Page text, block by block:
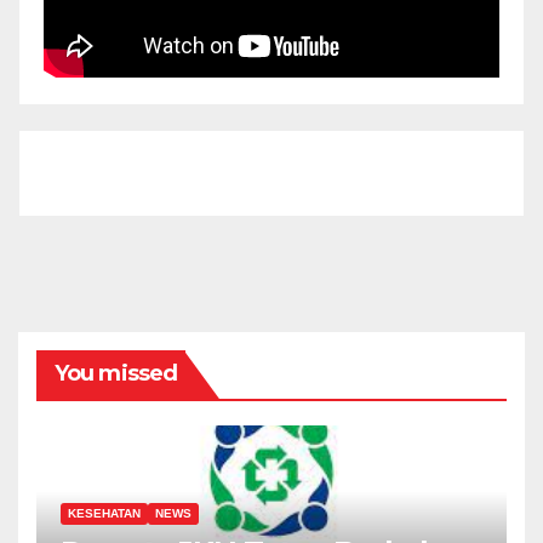
You missed
KESEHATAN NEWS